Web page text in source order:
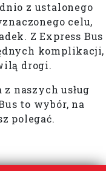
z ustalonego
celu,
Z Express Bus
komplikacji,
drogi.
naszych usług
to wybór, na
polegać.